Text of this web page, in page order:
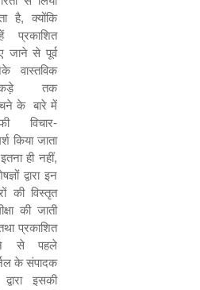
है, क्योंकि
प्रकाशित
जाने से पूर्व
वास्तविक
तक
के बारे में
विचार-
किया जाता
ही नहीं,
द्वारा इन
की विस्तृत
की जाती
प्रकाशित
से पहले
के संपादक
इसकी